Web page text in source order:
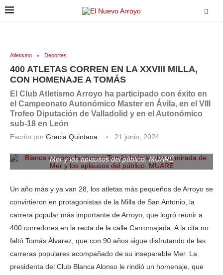
Atletismo Deportes
400 ATLETAS CORREN EN LA XXVIII MILLA,
CON HOMENAJE A TOMÁS
El Club Atletismo Arroyo ha participado con éxito en
el Campeonato Autonómico Master en Ávila, en el VIII
Trofeo Diputación de Valladolid y en el Autonómico
sub-18 en León
Escrito por Gracia Quintana
21 junio, 2024
Mer y los aplausos del público. MUARÉ
Un año más y ya van 28, los atletas más pequeños de Arroyo se
convirtieron en protagonistas de la Milla de San Antonio, la
carrera popular más importante de Arroyo, que logró reunir a
400 corredores en la recta de la calle Carromajada. A la cita no
faltó Tomás Álvarez, que con 90 años sigue disfrutando de las
carreras populares acompañado de su inseparable Mer. La
presidenta del Club Blanca Alonso le rindió un homenaje, que